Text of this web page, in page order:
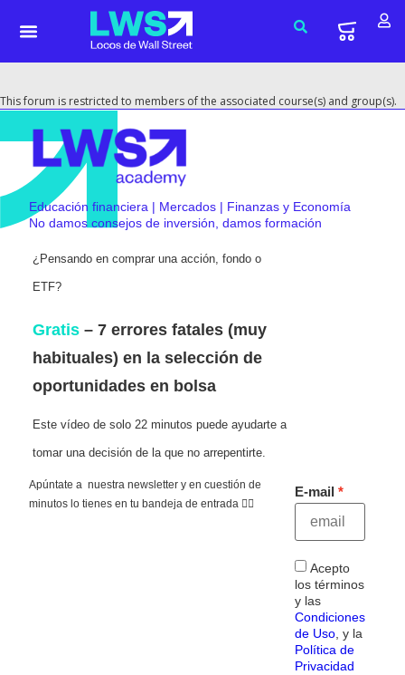
This forum is restricted to members of the associated course(s) and group(s).
Educación financiera | Mercados | Finanzas y Economía
No damos consejos de inversión, damos formación
¿Pensando en comprar una acción, fondo o
ETF?
Gratis – 7 errores fatales (muy
habituales) en la selección de
oportunidades en bolsa
Este vídeo de solo 22 minutos puede ayudarte a
tomar una decisión de la que no arrepentirte.
Apúntate a nuestra newsletter y en cuestión de
minutos lo tienes en tu bandeja de entrada 👇🏻
E-mail
Acepto
los términos
y las
Condiciones
de Uso, y la
Política de
Privacidad